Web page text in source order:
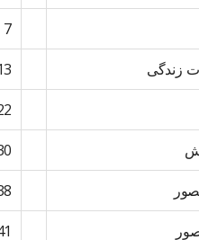
7
زندگی